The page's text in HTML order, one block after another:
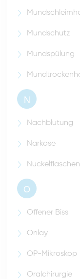
Mundschutz
Mundspülung
N
Nachblutung
Narkose
O
Offener Biss
Onlay
OP-Mikroskop
Oralchirurgie